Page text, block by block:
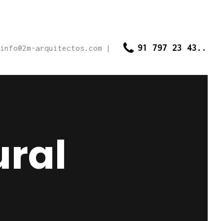
info@2m-arquitectos.com | 91 797 23 43..